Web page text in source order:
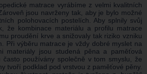
matrace vyrábíme z velmi kvalitních
jsou navrženy tak, aby je bylo možné
polohovacích postelích. Aby splnily svůj
že kombinace materiálu a profilu matrace
proudění krve a snižovaly tak riziko vzniku
Při výběru matrace je vždy dobré myslet na
materiály jsou studená pěna a paměťová
často používány společně v tom smyslu, že
tvoří podklad pod vrstvou z paměťové pěny.